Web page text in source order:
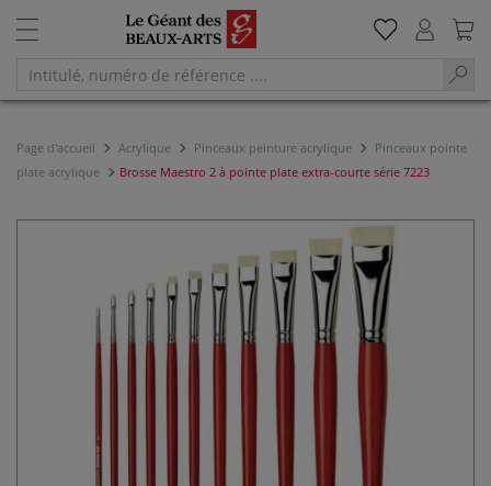
Page d'accueil Acrylique Pinceaux peinture acrylique
Pinceaux pointe
plate acrylique
Brosse Maestro 2 à pointe plate extra-courte série 7223